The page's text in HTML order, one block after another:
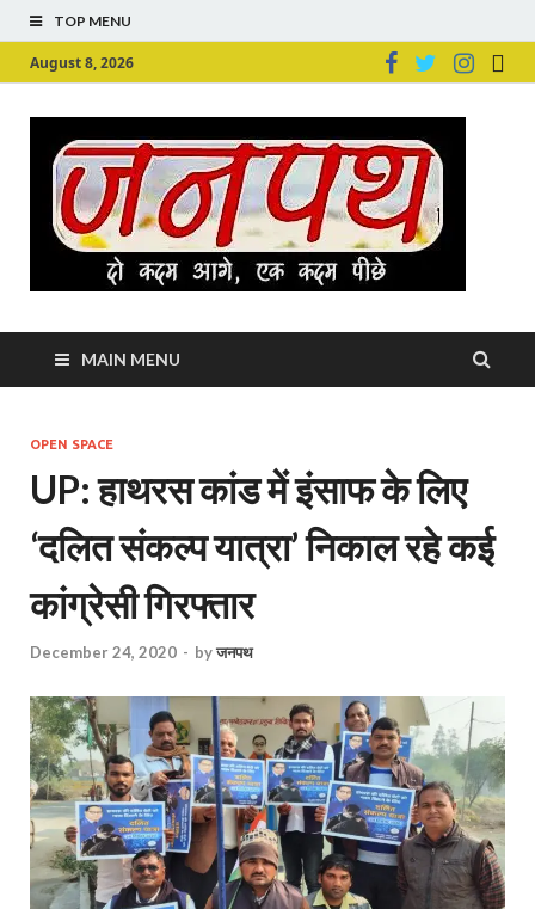
TOP MENU
August 8, 2026
MAIN MENU
OPEN SPACE
UP: हाथरस कांड में इंसाफ के लिए
‘दलित संकल्प यात्रा’ निकाल रहे कई
कांग्रेसी गिरफ्तार
December 24, 2020 - byजनपथ